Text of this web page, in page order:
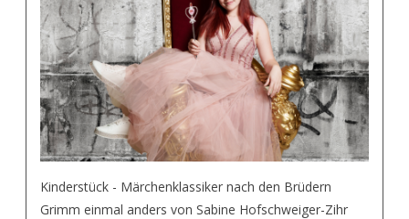
Kinderstück - Märchenklassiker nach den Brüdern
Grimm einmal anders von Sabine Hofschweiger-Zihr